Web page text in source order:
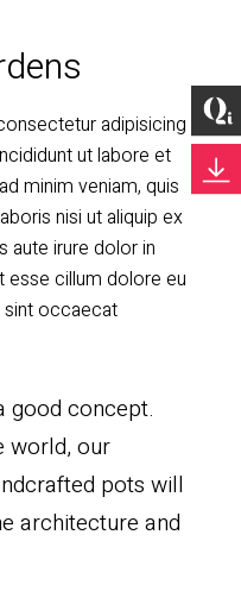
adipisicing
ut labore et
minim veniam, quis
nisi ut aliquip ex
aute irure dolor in
esse cillum dolore eu
sint occaecat
good concept.
world, our
pots will
architecture and